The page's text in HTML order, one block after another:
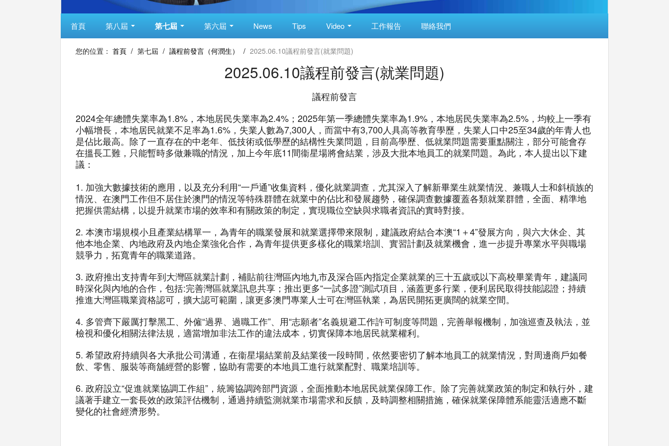
首頁 第八屆 第七屆 第六屆 News Tips Video 工作報告 聯絡我們
您的位置： 首頁 / 第七屆 / 議程前發言（何潤生） / 2025.06.10議程前發言(就業問題)
2025.06.10議程前發言(就業問題)
議程前發言
2024全年總體失業率為1.8%，本地居民失業率為2.4%；2025年第一季總體失業率為1.9%，本地居民失業率為2.5%，均較上一季有
小幅增長，本地居民就業不足率為1.6%，失業人數為7,300人，而當中有3,700人具高等教育學歷，失業人口中25至34歲的年青人也
是佔比最高。除了一直存在的中老年、低技術或低學歷的結構性失業問題，目前高學歷、低就業問題需要重點關注，部分可能會存
在搵長工難，只能暫時多做兼職的情況，加上今年底11間衞星場將會結業，涉及大批本地員工的就業問題。為此，本人提出以下建
議：
1. 加強大數據技術的應用，以及充分利用“一戶通”收集資料，優化就業調查，尤其深入了解新畢業生就業情況、兼職人士和斜槓族的
情況、在澳門工作但不居住於澳門的情況等特殊群體在就業中的佔比和發展趨勢，確保調查數據覆蓋各類就業群體，全面、精準地
把握供需結構，以提升就業市場的效率和有關政策的制定，實現職位空缺與求職者資訊的實時對接。
2. 本澳市場規模小且產業結構單一，為青年的職業發展和就業選擇帶來限制，建議政府結合本澳“1＋4”發展方向，與六大休企、其
他本地企業、內地政府及內地企業強化合作，為青年提供更多樣化的職業培訓、實習計劃及就業機會，進一步提升專業水平與職場
競爭力，拓寬青年的職業道路。
3. 政府推出支持青年到大灣區就業計劃，補貼前往灣區內地九市及深合區內指定企業就業的三十五歲或以下高校畢業青年，建議同
時深化與內地的合作，包括:完善灣區就業訊息共享；推出更多“一試多證”測試項目，涵蓋更多行業，便利居民取得技能認證；持續
推進大灣區職業資格認可，擴大認可範圍，讓更多澳門專業人士可在灣區執業，為居民開拓更廣闊的就業空間。
4. 多管齊下嚴厲打擊黑工、外僱“過界、過職工作”、用“志願者”名義規避工作許可制度等問題，完善舉報機制，加強巡查及執法，並
檢視和優化相關法律法規，適當增加非法工作的違法成本，切實保障本地居民就業權利。
5. 希望政府持續與各大承批公司溝通，在衞星場結業前及結業後一段時間，依然要密切了解本地員工的就業情況，對周邊商戶如餐
飲、零售、服裝等商舖經營的影響，協助有需要的本地員工進行就業配對、職業培訓等。
6. 政府設立“促進就業協調工作組”，統籌協調跨部門資源，全面推動本地居民就業保障工作。除了完善就業政策的制定和執行外，建
議著手建立一套長效的政策評估機制，通過持續監測就業市場需求和反饋，及時調整相關措施，確保就業保障體系能靈活適應不斷
變化的社會經濟形勢。